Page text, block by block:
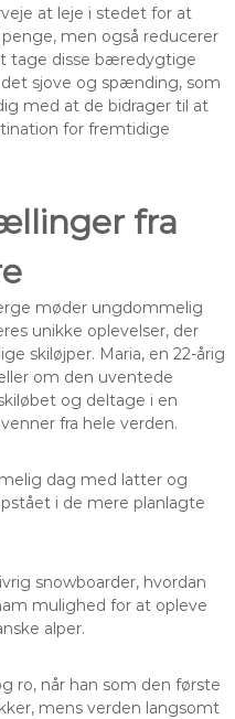
at leje i stedet for at
men også reducerer
tage disse bæredygtige
sjove og spænding, som
med at de bidrager til at
for fremtidige
fra
møder ungdommelig
unikke oplevelser, der
skiløjper. Maria, en 22-årig
om den uventede
og deltage i en
fra hele verden.
dag med latter og
i de mere planlagte
snowboarder, hvordan
mulighed for at opleve
alper.
ro, når han som den første
mens verden langsomt